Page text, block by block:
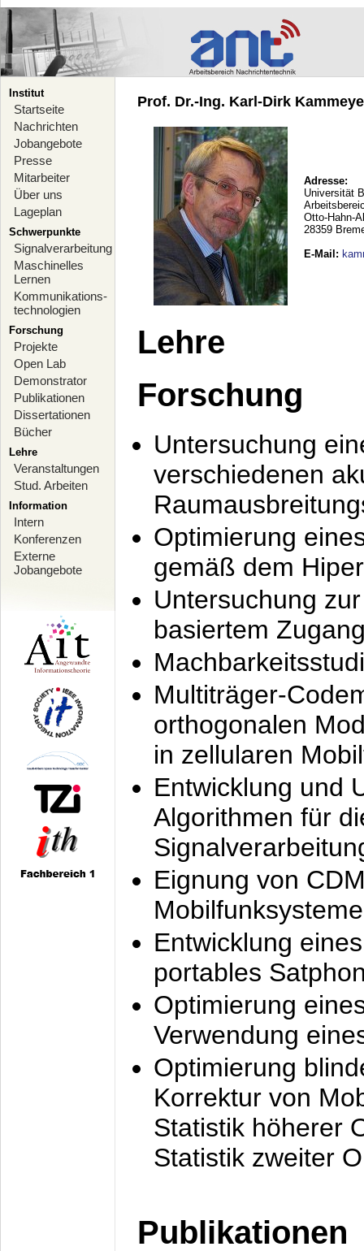
Institut
Startseite
Nachrichten
Jobangebote
Presse
Mitarbeiter
Über uns
Lageplan
Schwerpunkte
Signalverarbeitung
Maschinelles
Lernen
Kommunikations-
technologien
Forschung
Projekte
Open Lab
Demonstrator
Publikationen
Dissertationen
Bücher
Lehre
Veranstaltungen
Stud. Arbeiten
Information
Intern
Konferenzen
Externe
Jobangebote
Prof. Dr.-Ing. Karl-Dirk
Adresse:
Universität
Otto-Hahn-
28359
E-Mail :
Lehre
Forschung
Untersuchung
verschiedenen
Optimierung
gemäß dem
Untersuchung
basiertem
Multiträger-
orthogonalen
in zellularen
Entwicklung und
Algorithmen für
Eignung von
Mobilfunksysteme
Entwicklung
portables
Optimierung
Verwendung
Optimierung
Korrektur von
Statistik höherer
Statistik zweiter
Publikationen